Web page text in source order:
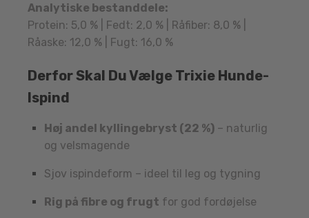
Analytiske bestanddele:
Protein: 5,0 % | Fedt: 2,0 % | Råfiber: 8,0 % |
Råaske: 12,0 % | Fugt: 16,0 %
Derfor Skal Du Vælge Trixie Hunde-
Ispind
Høj andel kyllingebryst (22 %) – naturlig
og velsmagende
Sjov ispindeform – ideel til leg og tygning
Rig på fibre og frugt for god fordøjelse